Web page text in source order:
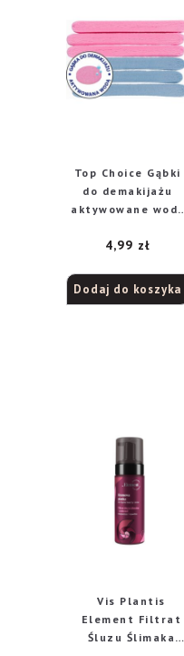
Top Choice Gąbki
do demakijażu
aktywowane wodą
4,99 zł
Dodaj do koszyka
Vis Plantis
Element Filtrat
Śluzu Ślimaka